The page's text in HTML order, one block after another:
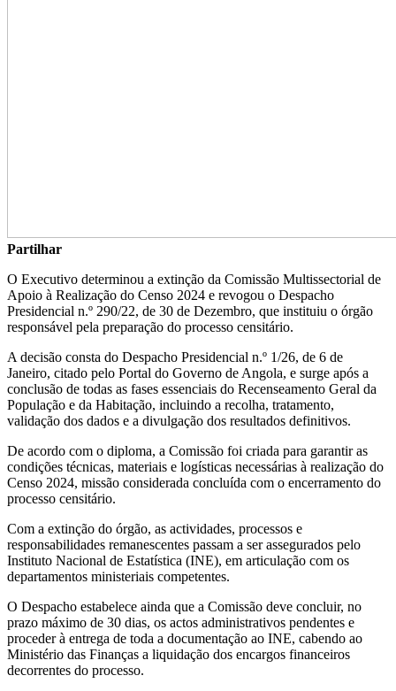
Partilhar
O Executivo determinou a extinção da Comissão Multissectorial de
Apoio à Realização do Censo 2024 e revogou o Despacho
Presidencial n.º 290/22, de 30 de Dezembro, que instituiu o órgão
responsável pela preparação do processo censitário.
A decisão consta do Despacho Presidencial n.º 1/26, de 6 de
Janeiro, citado pelo Portal do Governo de Angola, e surge após a
conclusão de todas as fases essenciais do Recenseamento Geral da
População e da Habitação, incluindo a recolha, tratamento,
validação dos dados e a divulgação dos resultados definitivos.
De acordo com o diploma, a Comissão foi criada para garantir as
condições técnicas, materiais e logísticas necessárias à realização do
Censo 2024, missão considerada concluída com o encerramento do
processo censitário.
Com a extinção do órgão, as actividades, processos e
responsabilidades remanescentes passam a ser assegurados pelo
Instituto Nacional de Estatística (INE), em articulação com os
departamentos ministeriais competentes.
O Despacho estabelece ainda que a Comissão deve concluir, no
prazo máximo de 30 dias, os actos administrativos pendentes e
proceder à entrega de toda a documentação ao INE, cabendo ao
Ministério das Finanças a liquidação dos encargos financeiros
decorrentes do processo.